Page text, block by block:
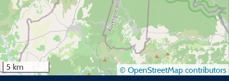
5 km © OpenStreetMap contributors